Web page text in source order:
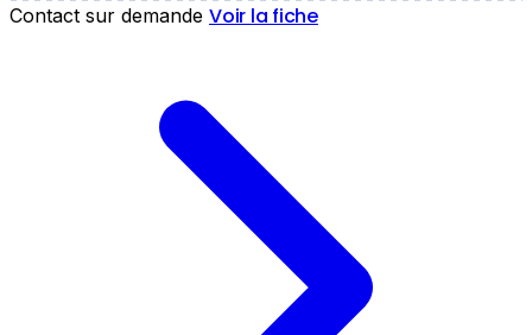
Contact sur demande Voir la fiche